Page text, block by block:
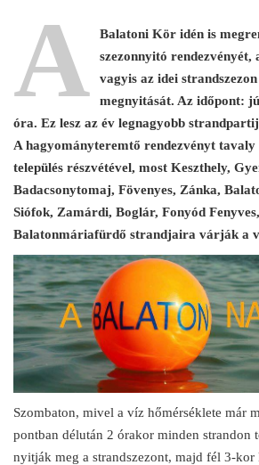
A
Balatoni Kör idén is
szezonnyitó rendezvényét,
vagyis az idei
megnyitását. Az időpont:
óra. Ez lesz az év legnagyobb
A hagyományteremtő rendezvényt
település részvétével, most Keszthely,
Badacsonytomaj, Fövenyes, Zánka,
Siófok, Zamárdi, Boglár, Fonyód
Balatonmáriafürdő strandjaira várják a
Szombaton, mivel a víz hőmérséklete már
pontban délután 2 órakor minden strandon
nyitják meg a strandszezont, majd fél 3-